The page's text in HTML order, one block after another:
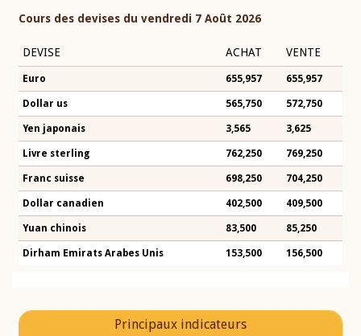
Cours des devises du vendredi 7 Août 2026
DEVISE ACHAT VENTE
Euro 655,957 655,957
Dollar us 565,750 572,750
Yen japonais 3,565 3,625
Livre sterling 762,250 769,250
Franc suisse 698,250 704,250
Dollar canadien 402,500 409,500
Yuan chinois 83,500 85,250
Dirham Emirats Arabes Unis 153,500 156,500
Principaux indicateurs